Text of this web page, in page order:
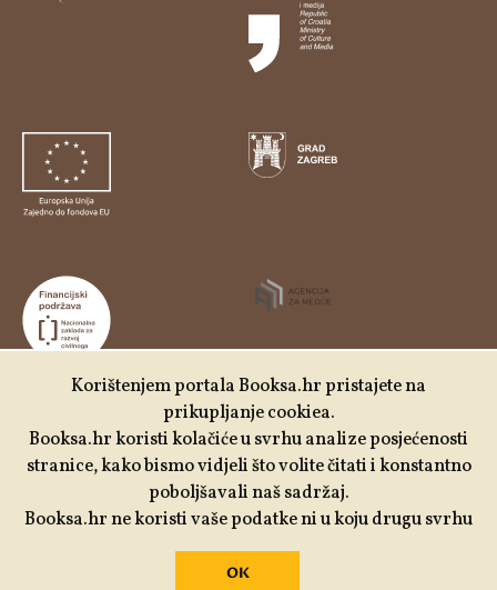
Udruga Kulturtreger je korisnik institucionalne podrške
Nacionalne zaklade za razvoj civilnoga društva za
stabilizaciju i/ili razvoj udruge u području demokratizacije i
društvenog razvoja.
Korištenjem portala Booksa.hr pristajete na
prikupljanje cookiea.
Booksa.hr koristi kolačiće u svrhu analize posjećenosti
stranice, kako bismo vidjeli što volite čitati i konstantno
poboljšavali naš sadržaj.
Booksa.hr ne koristi vaše podatke ni u koju drugu svrhu
OK